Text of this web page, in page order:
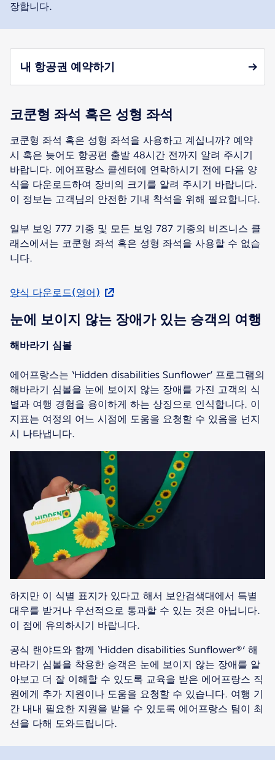
장합니다.
내 항공권 예약하기
코쿤형 좌석 혹은 성형 좌석
코쿤형 좌석 혹은 성형 좌석을 사용하고 계십니까? 예약
시 혹은 늦어도 항공편 출발 48시간 전까지 알려 주시기
바랍니다. 에어프랑스 콜센터에 연락하시기 전에 다음 양
식을 다운로드하여 장비의 크기를 알려 주시기 바랍니다.
이 정보는 고객님의 안전한 기내 착석을 위해 필요합니다.
일부 보잉 777 기종 및 모든 보잉 787 기종의 비즈니스 클
래스에서는 코쿤형 좌석 혹은 성형 좌석을 사용할 수 없습
니다.
양식 다운로드(영어)
눈에 보이지 않는 장애가 있는 승객의 여행
해바라기 심볼
에어프랑스는 ‘Hidden disabilities Sunflower’ 프로그램의
해바라기 심볼을 눈에 보이지 않는 장애를 가진 고객의 식
별과 여행 경험을 용이하게 하는 상징으로 인식합니다. 이
지표는 여정의 어느 시점에 도움을 요청할 수 있음을 넌지
시 나타냅니다.
하지만 이 식별 표지가 있다고 해서 보안검색대에서 특별
대우를 받거나 우선적으로 통과할 수 있는 것은 아닙니다.
이 점에 유의하시기 바랍니다.
공식 랜야드와 함께 ‘Hidden disabilities Sunflower®’ 해
바라기 심볼을 착용한 승객은 눈에 보이지 않는 장애를 알
아보고 더 잘 이해할 수 있도록 교육을 받은 에어프랑스 직
원에게 추가 지원이나 도움을 요청할 수 있습니다. 여행 기
간 내내 필요한 지원을 받을 수 있도록 에어프랑스 팀이 최
선을 다해 도와드립니다.